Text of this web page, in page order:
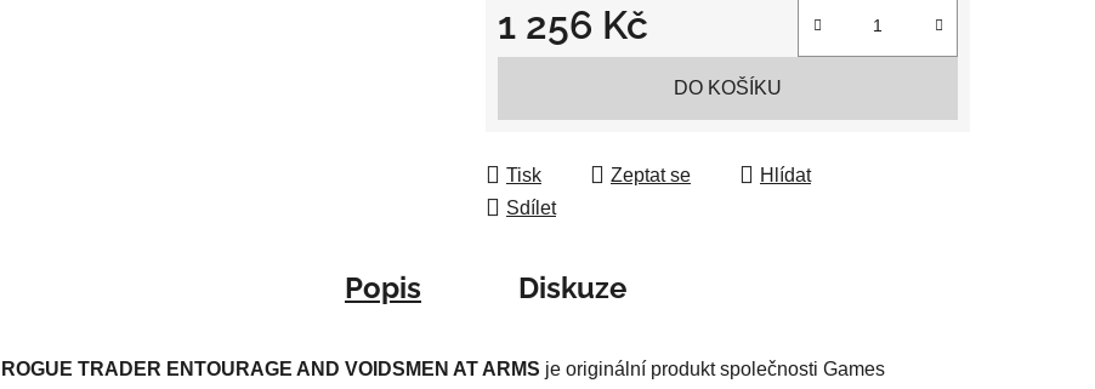
1 256 Kč
Měrná cena:
DO KOŠÍKU
Tisk Zeptat se
Hlídat
Sdílet
Popis Diskuze
ROGUE TRADER ENTOURAGE AND VOIDSMEN AT ARMS je originální produkt společnosti Games